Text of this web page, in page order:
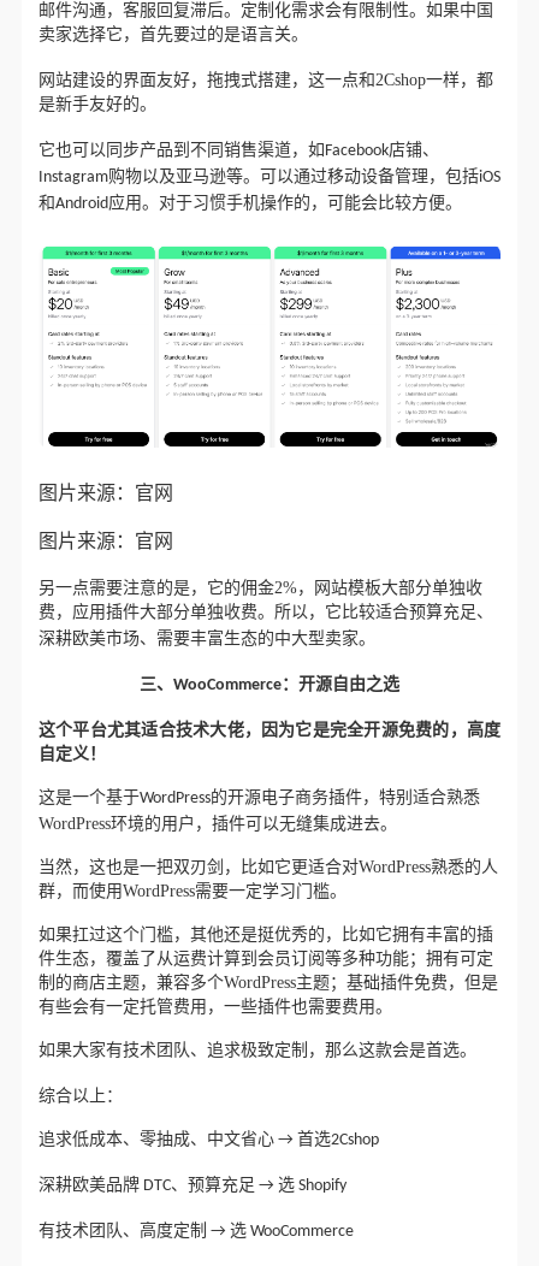
邮件沟通，客服回复滞后。定制化需求会有限制性。如果中国
卖家选择它，首先要过的是语言关。
网站建设的界面友好，拖拽式搭建，这一点和2Cshop一样，都
是新手友好的。
它也可以同步产品到不同销售渠道，如Facebook店铺、
Instagram购物以及亚马逊等。
可以通过移动设备管理， 包括iOS
和Android应用。 对于习惯手机操作的，可能会比较方便。
图片来源：官网
图片来源：官网
另一点需要注意的是，它的佣金2%，网站模板大部分单独收
费，应用插件大部分单独收费。所以，它比较适合预算充足、
深耕欧美市场、需要丰富生态的中大型卖家。
三、 WooCommerce：开源自由之选
这个平台尤其适合技术大佬，因为它是完全开源免费的，高度
自定义！
这是一个基于WordPress的开源电子商务插件， 特别适合熟悉
WordPress环境的用户，插件可以无缝集成进去。
当然，这也是一把双刃剑，比如它更适合对WordPress熟悉的人
群，而使用WordPress需要一定学习门槛。
如果扛过这个门槛，其他还是挺优秀的，比如它拥有丰富的插
件生态，覆盖了从运费计算到会员订阅等多种功能；拥有可定
制的商店主题，兼容多个WordPress主题；基础插件免费，但是
有些会有一定托管费用，一些插件也需要费用。
如果大家有技术团队、追求极致定制 ，那么这款会是首选。
综合以上：
追求低成本、零抽成、中文省心 → 首选2Cshop
深耕欧美品牌 DTC、预算充足 → 选 Shopify
有技术团队、高度定制 → 选 WooCommerce